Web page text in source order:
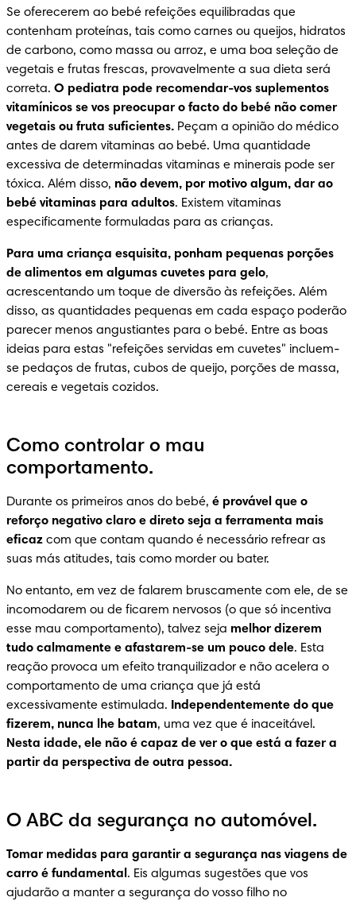
Se oferecerem ao bebé refeições equilibradas que
contenham proteínas, tais como carnes ou queijos, hidratos
de carbono, como massa ou arroz, e uma boa seleção de
vegetais e frutas frescas, provavelmente a sua dieta será
correta. O pediatra pode recomendar-vos suplementos
vitamínicos se vos preocupar o facto do bebé não comer
vegetais ou fruta suficientes. Peçam a opinião do médico
antes de darem vitaminas ao bebé. Uma quantidade
excessiva de determinadas vitaminas e minerais pode ser
tóxica. Além disso, não devem, por motivo algum, dar ao
bebé vitaminas para adultos. Existem vitaminas
especificamente formuladas para as crianças.
Para uma criança esquisita, ponham pequenas porções
de alimentos em algumas cuvetes para gelo,
acrescentando um toque de diversão às refeições. Além
disso, as quantidades pequenas em cada espaço poderão
parecer menos angustiantes para o bebé. Entre as boas
ideias para estas "refeições servidas em cuvetes" incluem-
se pedaços de frutas, cubos de queijo, porções de massa,
cereais e vegetais cozidos.
Como controlar o mau
comportamento.
Durante os primeiros anos do bebé, é provável que o
reforço negativo claro e direto seja a ferramenta mais
eficaz com que contam quando é necessário refrear as
suas más atitudes, tais como morder ou bater.
No entanto, em vez de falarem bruscamente com ele, de se
incomodarem ou de ficarem nervosos (o que só incentiva
esse mau comportamento), talvez seja melhor dizerem
tudo calmamente e afastarem-se um pouco dele. Esta
reação provoca um efeito tranquilizador e não acelera o
comportamento de uma criança que já está
excessivamente estimulada. Independentemente do que
fizerem, nunca lhe batam
Nesta idade, ele não é capaz de ver o que está a fazer a
partir da perspectiva de outra pessoa.
O ABC da segurança no automóvel.
Tomar medidas para garantir a segurança nas viagens de
carro é fundamental. Eis algumas sugestões que vos
ajudarão a manter a segurança do vosso filho no